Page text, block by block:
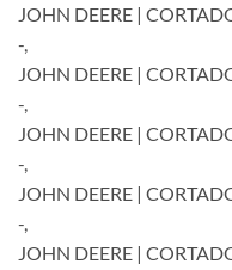
JOHN DEERE |
-,
JOHN DEERE |
-,
JOHN DEERE |
-,
JOHN DEERE |
-,
JOHN DEERE |